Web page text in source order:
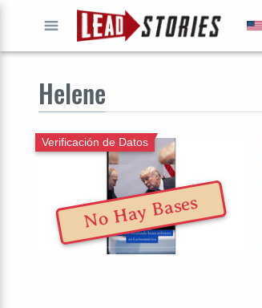
Helene
Verificación de Datos
No Hay Bases